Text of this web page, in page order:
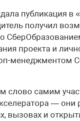
публикация в
получил
проекта и
менеджментом
слово самим
— они
вызовах и